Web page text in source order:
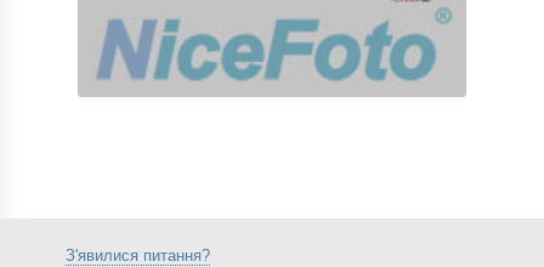
З'явилися питання?